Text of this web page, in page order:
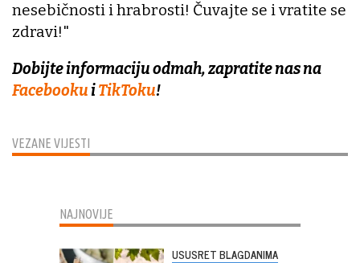
VEZANE VIJESTI
nesebičnosti i hrabrosti! Čuvajte se i vratite se
zdravi!"
Dobijte informaciju odmah, zapratite nas na
FacebookuiTikToku!
NAJNOVIJE
USUSRET BLAGDANIMA